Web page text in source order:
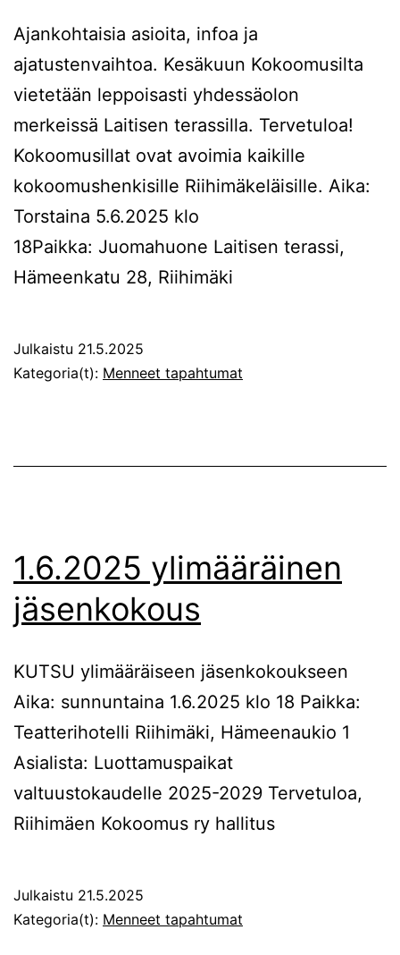
Ajankohtaisia asioita, infoa ja
ajatustenvaihtoa. Kesäkuun Kokoomusilta
vietetään leppoisasti yhdessäolon
merkeissä Laitisen terassilla. Tervetuloa!
Kokoomusillat ovat avoimia kaikille
kokoomushenkisille Riihimäkeläisille. Aika:
Torstaina 5.6.2025 klo
18Paikka: Juomahuone Laitisen terassi,
Hämeenkatu 28, Riihimäki
Julkaistu 21.5.2025
Kategoria(t): Menneet tapahtumat
1.6.2025 ylimääräinen
jäsenkokous
KUTSU ylimääräiseen jäsenkokoukseen
Aika: sunnuntaina 1.6.2025 klo 18 Paikka:
Teatterihotelli Riihimäki, Hämeenaukio 1
Asialista: Luottamuspaikat
valtuustokaudelle 2025-2029 Tervetuloa,
Riihimäen Kokoomus ry hallitus
Julkaistu 21.5.2025
Kategoria(t): Menneet tapahtumat